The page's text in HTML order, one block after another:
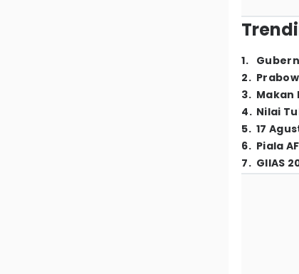
1.
2.
3. Makan
4. Nilai
5. 17
6. Piala
7. GIIAS